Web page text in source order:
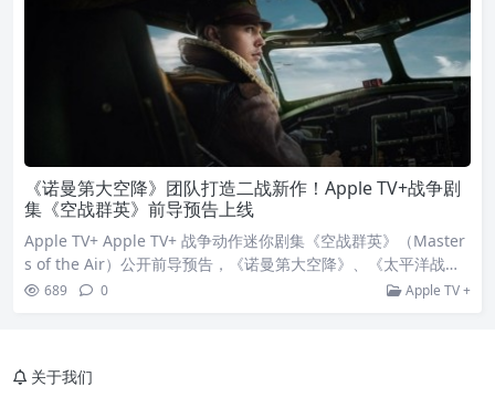
《诺曼第大空降》团队打造二战新作！Apple TV+战争剧
集《空战群英》前导预告上线
Apple TV+ Apple TV+ 战争动作迷你剧集《空战群英》（Master
s of the Air）公开前导预告，《诺曼第大空降》、《太平洋战
争》黄金幕后团队再次集结，将带给观众一趟震撼人心的史诗之
度寒冷和
689 0 Apple TV +
关于我们